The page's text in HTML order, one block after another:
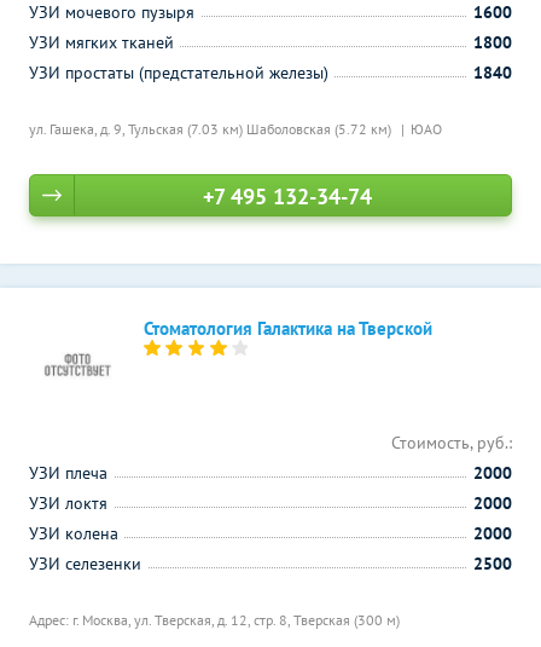
ул. Гашека, д. 9, Тульская (7.03 км) Шаболовская (5.72 км) ЮАО
УЗИ мочевого пузыря
1600
УЗИ мягких тканей
1800
УЗИ простаты (предстательной железы)
1840
+7 495 132-34-74
Стоматология Галактика на Тверской
Адрес: г. Москва, ул. Тверская, д. 12, стр. 8, Тверская (300 м)
Стоимость, руб.:
УЗИ плеча
2000
УЗИ локтя
2000
УЗИ колена
2000
УЗИ селезенки
2500